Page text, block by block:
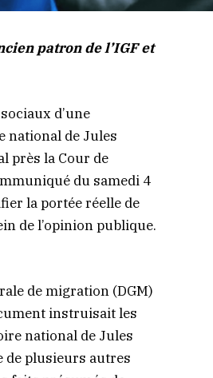
patron de l’IGF et
d’une
national de Jules
près la Cour de
du samedi 4
la portée réelle de
de l’opinion publique.
de migration (DGM)
instruisait les
national de Jules
de plusieurs autres